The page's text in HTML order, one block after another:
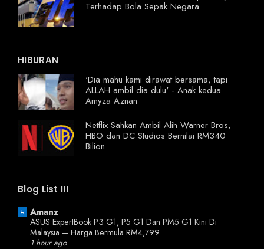
Terhadap Bola Sepak Negara
HIBURAN
'Dia mahu kami dirawat bersama, tapi
ALLAH ambil dia dulu' - Anak kedua
Amyza Aznan
Netflix Sahkan Ambil Alih Warner Bros,
HBO dan DC Studios Bernilai RM340
Bilion
Blog List III
Amanz
ASUS ExpertBook P3 G1, P5 G1 Dan PM5 G1 Kini Di
Malaysia – Harga Bermula RM4,799
1 hour ago